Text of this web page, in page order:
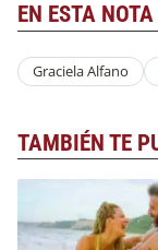
EN ESTA NOTA
Graciela Alfano
TAMBIÉN TE